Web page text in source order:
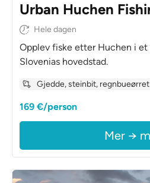
Urban Huchen
Hele dagen
Opplev fiske etter Huchen i
Slovenias hovedstad.
Gjedde, steinbit, regnbueørret
169 €/person
Mer →